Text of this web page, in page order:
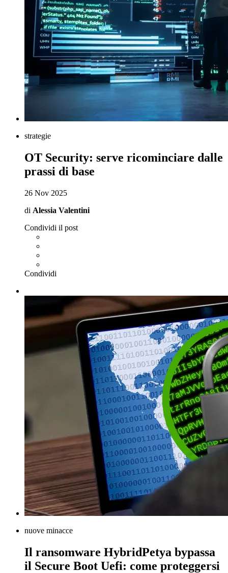
strategie
OT Security: serve ricominciare dalle
prassi di base
26 Nov 2025
di Alessia Valentini
Condividi il post
Condividi
nuove minacce
Il ransomware HybridPetya bypassa
il Secure Boot Uefi: come proteggersi